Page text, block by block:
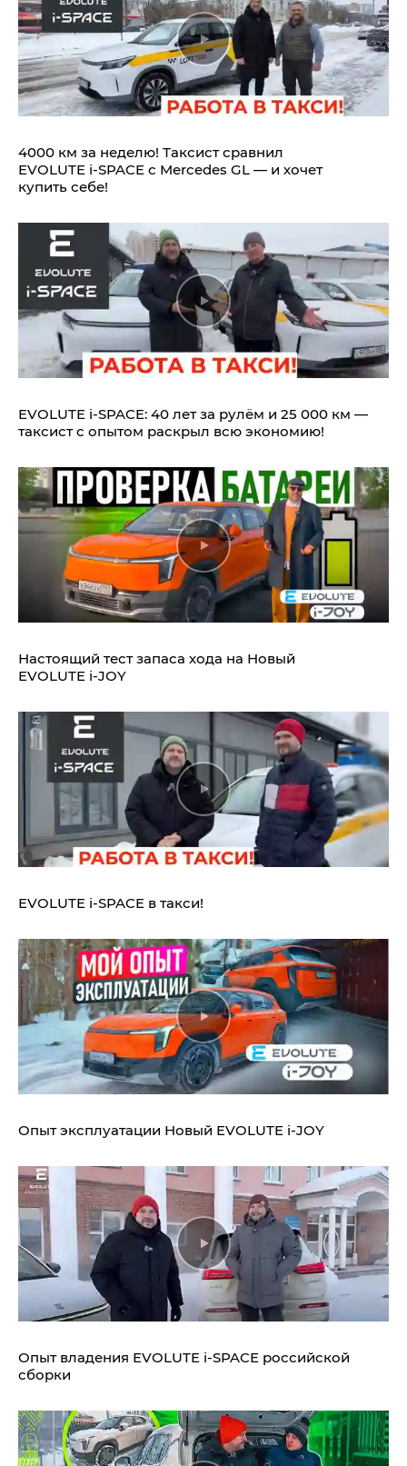
4000 км за неделю! Таксист сравнил
EVOLUTE i‑SPACE с Mercedes GL — и хочет
купить себе!
EVOLUTE i‑SPACE: 40 лет за рулём и 25 000 км —
таксист с опытом раскрыл всю экономию!
Настоящий тест запаса хода на Новый
EVOLUTE i‑JOY
EVOLUTE i‑SPACE в такси!
Опыт эксплуатации Новый EVOLUTE i‑JOY
Опыт владения EVOLUTE i‑SPACE российской
сборки